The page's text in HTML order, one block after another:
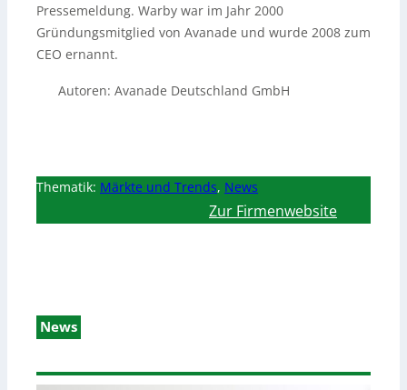
Pressemeldung. Warby war im Jahr 2000
Gründungsmitglied von Avanade und wurde 2008 zum
CEO ernannt.
Autoren: Avanade Deutschland GmbH
Thematik: Märkte und Trends, News
Zur Firmenwebsite
News